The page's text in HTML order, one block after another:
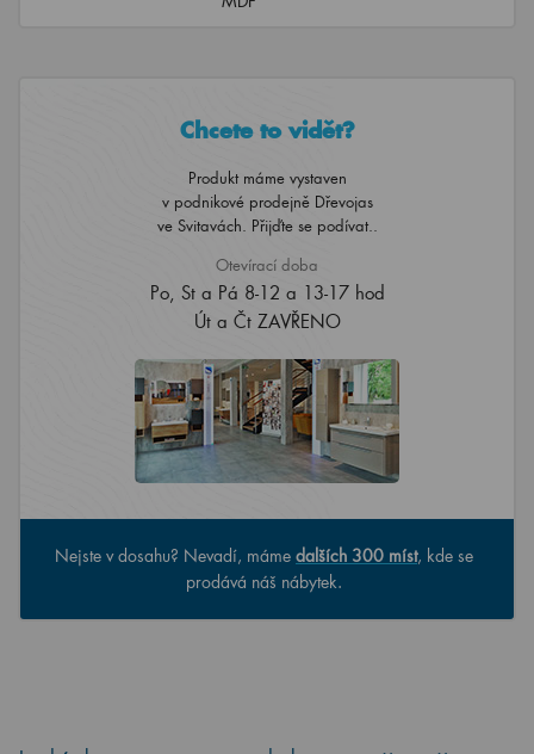
Chcete to vidět?
Produkt máme vystaven
v podnikové prodejně Dřevojas
ve Svitavách. Přijďte se podívat..
Otevírací doba
Po, St a Pá 8-12 a 13-17 hod
Út a Čt ZAVŘENO
Nejste v dosahu? Nevadí, máme dalších 300 míst, kde se
prodává náš nábytek.